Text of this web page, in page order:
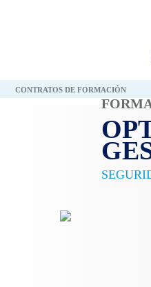
CONTRATOS DE FORMACIÓN